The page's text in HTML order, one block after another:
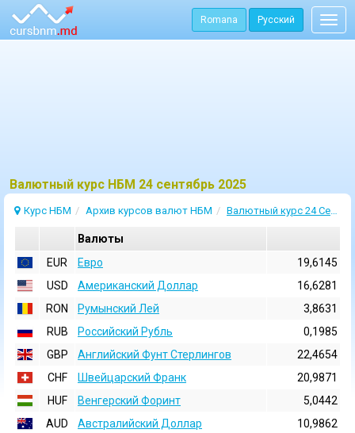
Romana Русский
Bалютный курс НБМ 24 сентябрь 2025
Курс НБМ Архив курсов валют НБМ Валютный курс 24 Сентябрь 2025
Валюты
EUR
Евро
19,6145
USD
Aмериканский Доллар
16,6281
RON
Румынский Лей
3,8631
RUB
Российский Рубль
0,1985
GBP
Английский Фунт Стерлингов
22,4654
CHF
Швейцарский Франк
20,9871
HUF
Венгерский Форинт
5,0442
AUD
Австралийский Доллар
10,9862